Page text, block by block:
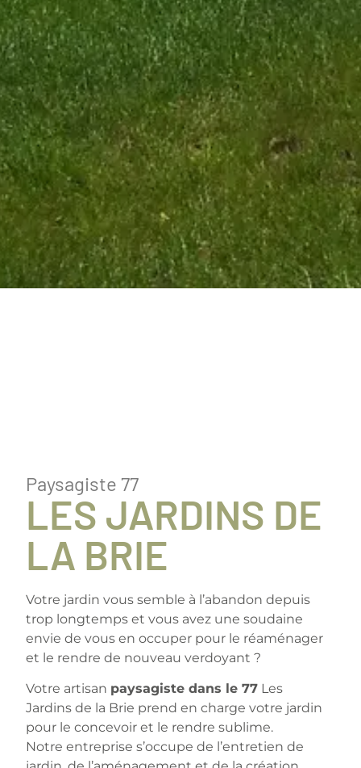
Paysagiste 77
LES JARDINS DE
LA BRIE
Votre jardin vous semble à l’abandon depuis
trop longtemps et vous avez une soudaine
envie de vous en occuper pour le réaménager
et le rendre de nouveau verdoyant ?
Votre artisan paysagiste dans le 77 Les
Jardins de la Brie prend en charge votre jardin
pour le concevoir et le rendre sublime.
Notre entreprise s’occupe de l’entretien de